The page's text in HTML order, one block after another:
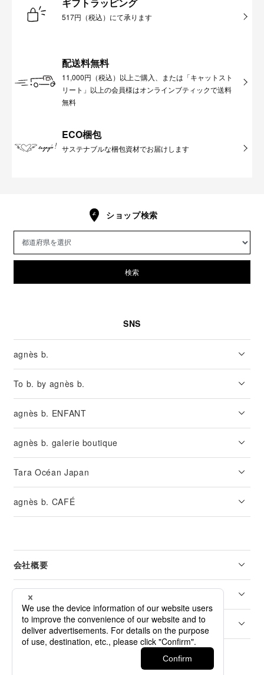
517円（税込）にて承ります
配送料無料
11,000円（税込）以上ご購入、または「キャットスト
リート」以上の会員様はオンラインブティックで送料
無料
ECO梱包
サステナブルな梱包資材でお届けします
ショップ検索
検索
SNS
agnès b.
To b. by agnès b.
agnès b. ENFANT
agnès b. galerie boutique
Tara Océan Japan
agnès b. CAFÉ
会社概要
リーガル
カスタマーサービス